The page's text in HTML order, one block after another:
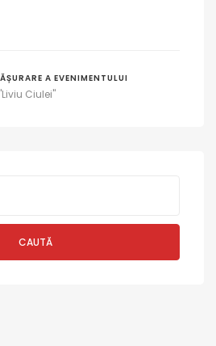
A EVENIMENTULUI
Ciulei"
CAUTĂ